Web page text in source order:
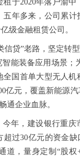
能终端产品入校
品类增多
于2020年落户渝
年多来，公司累计
级金融租赁公司。
贷”老路，坚定转
能装备应用场景；
国首单大型无人
亿元，覆盖新能源
通企业血脉。
年，建设银行重
超过30亿元的资金
道，量身定制“股